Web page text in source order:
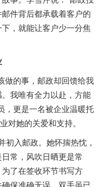
件背后都承载着客户的
，就能让客户少一分焦
的事，邮政却回馈给我
我唯有全力以赴，方能
，更是一名被企业温暖托
对她的关爱和支持。
入邮政。她怀揣热忱，
常，风吹日晒更是常
了在签收环节书写方
保准确无误，双手虽已